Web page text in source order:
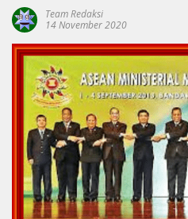
Team Redaksi
14 November 2020